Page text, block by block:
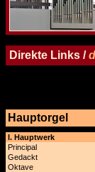
Direkte Links /
Hauptorgel
I. Hauptwerk
Principal
Gedackt
Oktave